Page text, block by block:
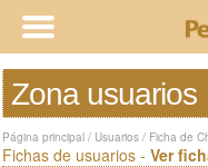
Zona usuarios
Página principal / Usuarios / Ficha de
Fichas de usuarios - Ver